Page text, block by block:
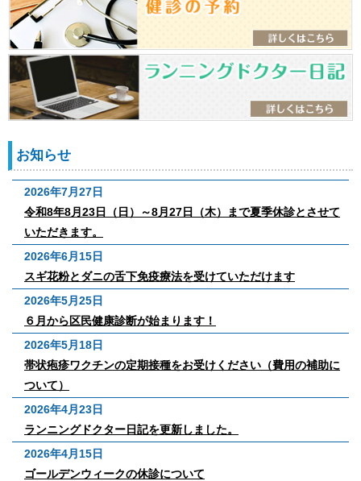
校や職場などでの流行も含めます）
インフルエンザ、コロナの検査を検討されている
（ご希望がある）
電話で詳細を確認の上、発熱対応もしくは通常の一般受診
のご案内となります。
電話問診の受付はネットもしくはお電話から可能です。
日頃から電話回線が混雑し繋がりにくいことがありますの
で、ネット予約操作が可能な方はネットからお願い致しま
す。
≫こちらから
※意識がおかしい・尋常ではないひどい頭痛・水分が全く
取れないなど、より重篤な症状の場合は、ネットではなく
お電話でご連絡ください。
お知らせ
2026年7月27日
令和8年8月23日（日）～8月27日（木）まで夏季休診とさせて
いただきます。
2026年6月15日
スギ花粉とダニの舌下免疫療法を受けていただけます
2026年5月25日
６月から区民健康診断が始まります！
2026年5月18日
帯状疱疹ワクチンの定期接種をお受けください（費用の補助に
ついて）
2026年4月23日
ランニングドクター日記を更新しました。
2026年4月15日
ゴールデンウィークの休診について